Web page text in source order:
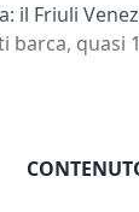
il Friuli
barca, quasi